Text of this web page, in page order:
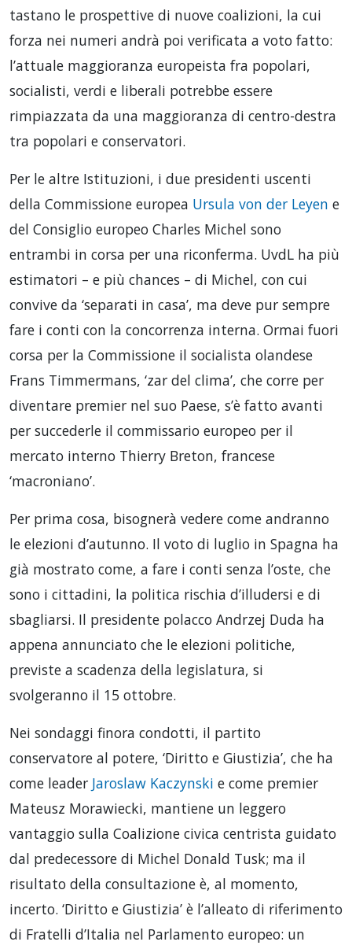
tastano le prospettive di nuove coalizioni, la cui
forza nei numeri andrà poi verificata a voto fatto:
l’attuale maggioranza europeista fra popolari,
socialisti, verdi e liberali potrebbe essere
rimpiazzata da una maggioranza di centro-destra
tra popolari e conservatori.
Per le altre Istituzioni, i due presidenti uscenti
della Commissione europea Ursula von der Leyen e
del Consiglio europeo Charles Michel sono
entrambi in corsa per una riconferma. UvdL ha più
estimatori – e più chances – di Michel, con cui
convive da ‘separati in casa’, ma deve pur sempre
fare i conti con la concorrenza interna. Ormai fuori
corsa per la Commissione il socialista olandese
Frans Timmermans, ‘zar del clima’, che corre per
diventare premier nel suo Paese, s’è fatto avanti
per succederle il commissario europeo per il
mercato interno Thierry Breton, francese
‘macroniano’.
Per prima cosa, bisognerà vedere come andranno
le elezioni d’autunno. Il voto di luglio in Spagna ha
già mostrato come, a fare i conti senza l’oste, che
sono i cittadini, la politica rischia d’illudersi e di
sbagliarsi. Il presidente polacco Andrzej Duda ha
appena annunciato che le elezioni politiche,
previste a scadenza della legislatura, si
svolgeranno il 15 ottobre.
Nei sondaggi finora condotti, il partito
conservatore al potere, ‘Diritto e Giustizia’, che ha
come leader Jaroslaw Kaczynski e come premier
Mateusz Morawiecki, mantiene un leggero
vantaggio sulla Coalizione civica centrista guidato
dal predecessore di Michel Donald Tusk; ma il
risultato della consultazione è, al momento,
incerto. ‘Diritto e Giustizia’ è l’alleato di riferimento
di Fratelli d’Italia nel Parlamento europeo: un